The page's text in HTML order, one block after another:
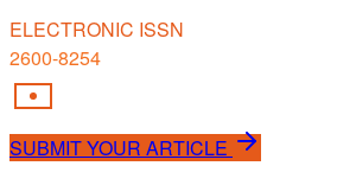
ELECTRONIC ISSN
2600-8254
SUBMIT YOUR ARTICLE